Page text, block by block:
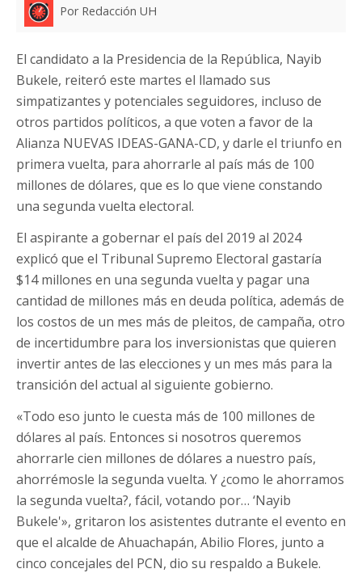
Por Redacción UH
El candidato a la Presidencia de la República, Nayib
Bukele, reiteró este martes el llamado sus
simpatizantes y potenciales seguidores, incluso de
otros partidos políticos, a que voten a favor de la
Alianza NUEVAS IDEAS-GANA-CD, y darle el triunfo en
primera vuelta, para ahorrarle al país más de 100
millones de dólares, que es lo que viene constando
una segunda vuelta electoral.
El aspirante a gobernar el país del 2019 al 2024
explicó que el Tribunal Supremo Electoral gastaría
$14 millones en una segunda vuelta y pagar una
cantidad de millones más en deuda política, además de
los costos de un mes más de pleitos, de campaña, otro
de incertidumbre para los inversionistas que quieren
invertir antes de las elecciones y un mes más para la
transición del actual al siguiente gobierno.
«Todo eso junto le cuesta más de 100 millones de
dólares al país. Entonces si nosotros queremos
ahorrarle cien millones de dólares a nuestro país,
ahorrémosle la segunda vuelta. Y ¿como le ahorramos
la segunda vuelta?, fácil, votando por… ‘Nayib
Bukele'», gritaron los asistentes dutrante el evento en
que el alcalde de Ahuachapán, Abilio Flores, junto a
cinco concejales del PCN, dio su respaldo a Bukele.